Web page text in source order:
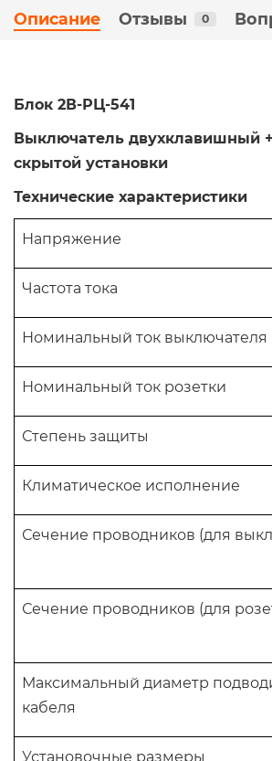
Описание Отзывы 0
Блок 2В-РЦ-541
Выключатель двухклавишный +
скрытой установки
Технические характеристики
Напряжение
Частота тока
Номинальный ток выключателя
Номинальный ток розетки
Степень защиты
Климатическое исполнение
Сечение проводников (для
Сечение проводников (для
Максимальный диаметр
кабеля
Установочные размеры